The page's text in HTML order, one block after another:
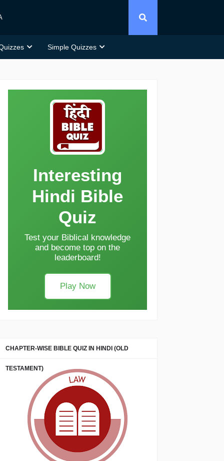
Simple Quizzes
Interesting
Hindi Bible
Quiz
Test your Biblical knowledge
and become top on the
leaderboard!
Play Now
CHAPTER-WISE BIBLE QUIZ IN HINDI (OLD
TESTAMENT)